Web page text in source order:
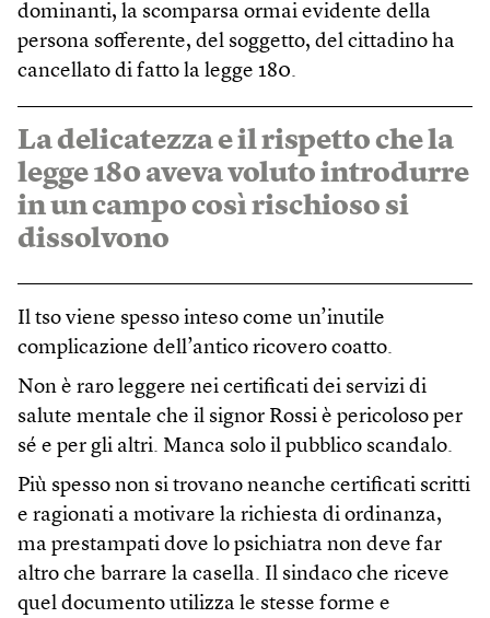
dominanti, la scomparsa ormai evidente della
persona sofferente, del soggetto, del cittadino ha
cancellato di fatto la legge 180.
La delicatezza e il rispetto che la
legge 180 aveva voluto introdurre
in un campo così rischioso si
dissolvono
Il tso viene spesso inteso come un’inutile
complicazione dell’antico ricovero coatto.
Non è raro leggere nei certificati dei servizi di
salute mentale che il signor Rossi è pericoloso per
sé e per gli altri. Manca solo il pubblico scandalo.
Più spesso non si trovano neanche certificati scritti
e ragionati a motivare la richiesta di ordinanza,
ma prestampati dove lo psichiatra non deve far
altro che barrare la casella. Il sindaco che riceve
quel documento utilizza le stesse forme e